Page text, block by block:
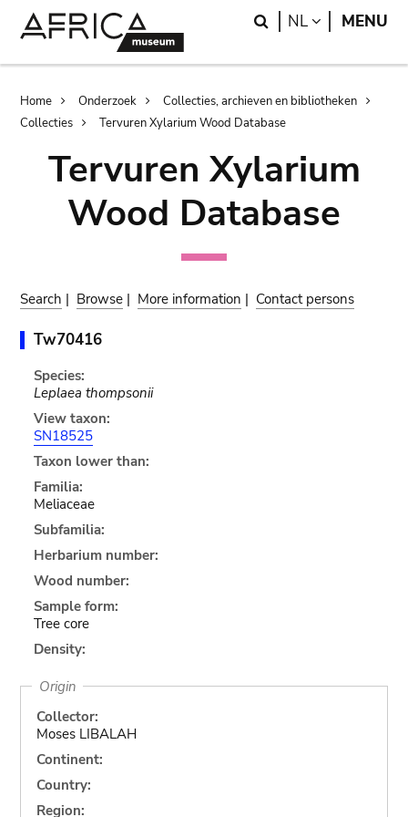
Search
NL LANGUAGE
MENU
Breadcrumb
Home Onderzoek
Collecties, archieven en bibliotheken
Collecties
Tervuren Xylarium Wood Database
Tervuren Xylarium
Wood Database
Search | Browse | More information | Contact persons
Tw70416
Species:
Leplaea thompsonii
View taxon:
SN18525
Taxon lower than:
Familia:
Meliaceae
Subfamilia:
Herbarium number:
Wood number:
Sample form:
Tree core
Density:
Origin
Collector:
Moses LIBALAH
Continent:
Country:
Region: